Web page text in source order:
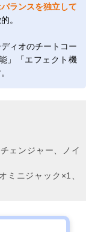
ランスを独立して
。
ィオのチートコー
」「エフェクト機
ェンジャー、ノイ
ミニジャック×1、